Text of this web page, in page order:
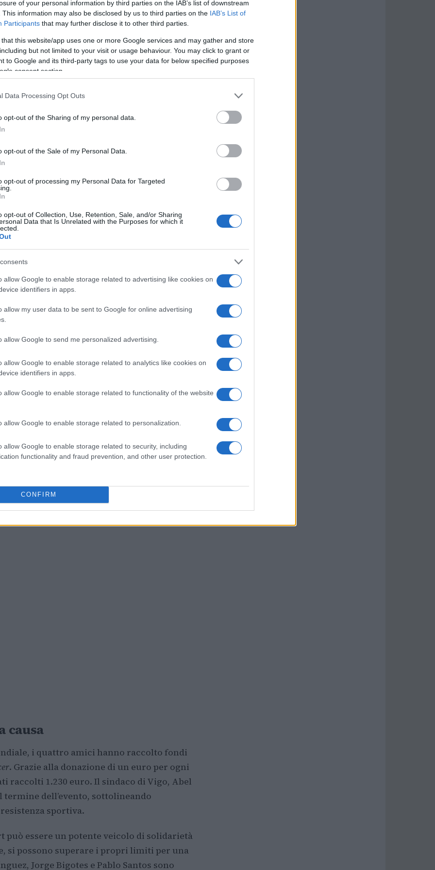
of your personal information by third parties on the IAB’s list of downstream
This information may also be disclosed by us to third parties on the IAB’s List of
Participants that may further disclose it to other third parties.
that this website/app uses one or more Google services and may gather and store
but not limited to your visit or usage behaviour. You may click to grant or
to Google and its third-party tags to use your data for below specified purposes
consent section.
Data Processing Opt Outs
opt-out of the Sharing of my personal data.
opt-out of the Sale of my Personal Data.
opt-out of processing my Personal Data for Targeted
opt-out of Collection, Use, Retention, Sale, and/or Sharing
Data that Is Unrelated with the Purposes for which it
allow Google to enable storage related to advertising like cookies on
identifiers in apps.
allow my user data to be sent to Google for online advertising
allow Google to send me personalized advertising.
allow Google to enable storage related to analytics like cookies on
identifiers in apps.
allow Google to enable storage related to functionality of the website
allow Google to enable storage related to personalization.
allow Google to enable storage related to security, including
functionality and fraud prevention, and other user protection.
CONFIRM
del torneo di padel del Concello de
Barreiro. La partita è iniziata alle 00:05 di
totalizzando 100 set giocati. La coppia
Rey e Martín Domínguez, che ha avuto la
con un punteggio di 57 set a 43.
era stato stabilito a a Blackpool, nel
Mollinga, Benny Evinson e David Davies. I
questo primato di un’ora, dimostrando
Durante la maratona, i giocatori sono
monitorato costantemente le loro
da poco. Con il passare delle ore,
Brais Rey, ad esempio, ha deciso di
ai piedi causato dal lungo tempo
è stata cruciale per completare
causa
i quattro amici hanno raccolto fondi
. Grazie alla donazione di un euro per ogni
raccolti 1.230 euro. Il sindaco di Vigo, Abel
termine dell’evento, sottolineando
sportiva.
può essere un potente veicolo di solidarietà
si possono superare i propri limiti per una
Jorge Bigotes e Pablo Santos sono